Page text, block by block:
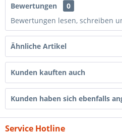
Bewertungen
0
Bewertungen lesen, schreiben
Ähnliche Artikel
Kunden kauften auch
Kunden haben sich ebenfalls
Service Hotline